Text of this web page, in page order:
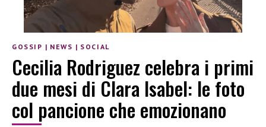
GOSSIP | NEWS | SOCIAL
Cecilia Rodriguez celebra i primi
due mesi di Clara Isabel: le foto
col pancione che emozionano